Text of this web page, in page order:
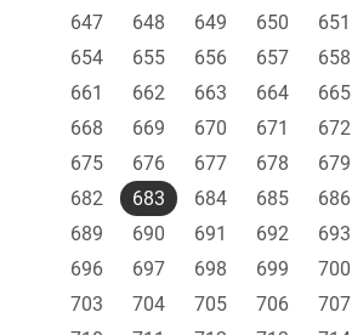
647
648 649 650 651
654
655 656 657 658
661
662 663 664 665
668
669 670 671 672
675
676 677 678 679
682
683 684 685 686
689
690 691 692 693
696
697 698 699 700
703
704 705 706 707